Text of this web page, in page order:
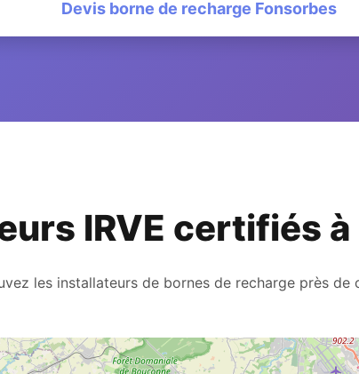
Devis borne de recharge Fonsorbes
IRVE certifiés
les installateurs de bornes de recharge près de